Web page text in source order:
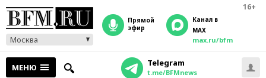
16+
Москва
прямой
эфир
Канал в
MAX
max.ru/bfm
МЕНЮ Telegram
t.me/BFMnews